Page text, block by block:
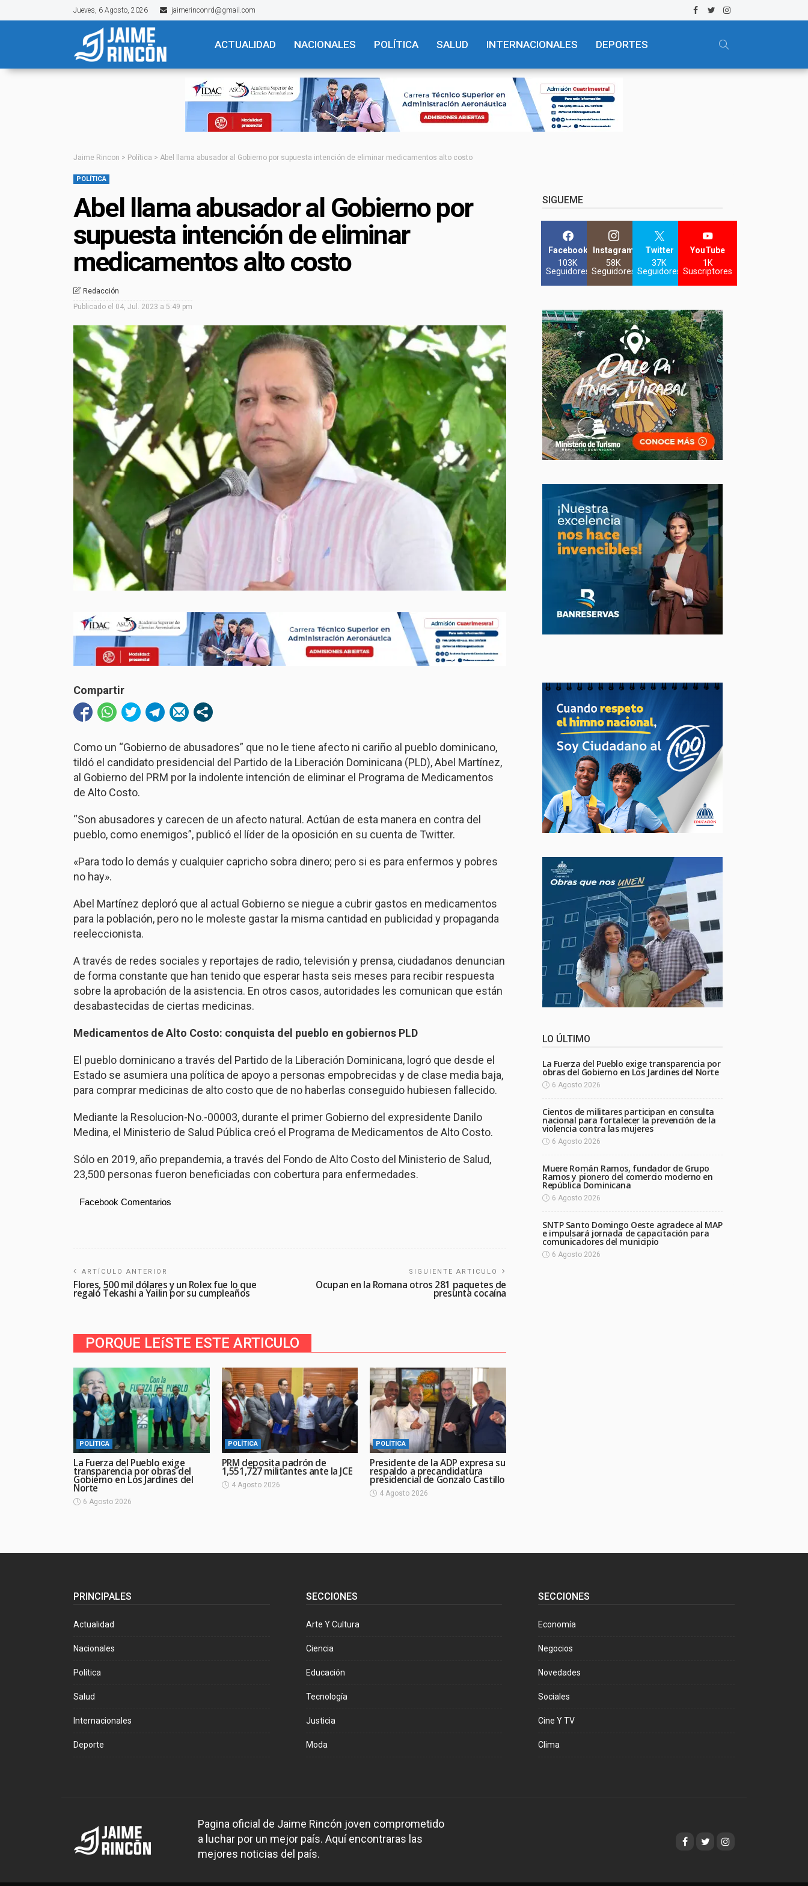
Jueves, 6 Agosto, 2026 jaimerinconrd@gmail.com
ACTUALIDAD NACIONALES POLÍTICA SALUD INTERNACIONALES DEPORTES
Jaime Rincon > Política > Abel llama abusador al Gobierno por supuesta intención de eliminar medicamentos alto costo
POLÍTICA
Abel llama abusador al Gobierno por
supuesta intención de eliminar
medicamentos alto costo
Redacción
Publicado el 04, Jul. 2023 a 5:49 pm
Compartir
Como un “Gobierno de abusadores” que no le tiene afecto ni cariño al pueblo dominicano,
tildó el candidato presidencial del Partido de la Liberación Dominicana (PLD), Abel Martínez,
al Gobierno del PRM por la indolente intención de eliminar el Programa de Medicamentos
de Alto Costo.
“Son abusadores y carecen de un afecto natural. Actúan de esta manera en contra del
pueblo, como enemigos”, publicó el líder de la oposición en su cuenta de Twitter.
«Para todo lo demás y cualquier capricho sobra dinero; pero si es para enfermos y pobres
no hay».
Abel Martínez deploró que al actual Gobierno se niegue a cubrir gastos en medicamentos
para la población, pero no le moleste gastar la misma cantidad en publicidad y propaganda
reeleccionista.
A través de redes sociales y reportajes de radio, televisión y prensa, ciudadanos denuncian
de forma constante que han tenido que esperar hasta seis meses para recibir respuesta
sobre la aprobación de la asistencia. En otros casos, autoridades les comunican que están
desabastecidas de ciertas medicinas.
Medicamentos de Alto Costo: conquista del pueblo en gobiernos PLD
El pueblo dominicano a través del Partido de la Liberación Dominicana, logró que desde el
Estado se asumiera una política de apoyo a personas empobrecidas y de clase media baja,
para comprar medicinas de alto costo que de no haberlas conseguido hubiesen fallecido.
Mediante la Resolucion-No.-00003, durante el primer Gobierno del expresidente Danilo
Medina, el Ministerio de Salud Pública creó el Programa de Medicamentos de Alto Costo.
Sólo en 2019, año prepandemia, a través del Fondo de Alto Costo del Ministerio de Salud,
23,500 personas fueron beneficiadas con cobertura para enfermedades.
Facebook Comentarios
ARTÍCULO ANTERIOR
Flores, 500 mil dólares y un Rolex fue lo que
regaló Tekashi a Yailin por su cumpleaños
SIGUIENTE ARTICULO
Ocupan en la Romana otros 281 paquetes de
presunta cocaína
PORQUE LEíSTE ESTE ARTICULO
POLÍTICA
La Fuerza del Pueblo exige
transparencia por obras del
Gobierno en Los Jardines del
Norte
6 Agosto 2026
POLÍTICA
PRM deposita padrón de
1,551,727 militantes ante la JCE
4 Agosto 2026
POLÍTICA
Presidente de la ADP expresa su
respaldo a precandidatura
presidencial de Gonzalo Castillo
4 Agosto 2026
SIGUEME
Facebook
103K
Seguidores
Instagram
58K
Seguidores
Twitter
37K
Seguidores
YouTube
1K
Suscriptores
LO ÚLTIMO
La Fuerza del Pueblo exige transparencia por
obras del Gobierno en Los Jardines del Norte
6 Agosto 2026
Cientos de militares participan en consulta
nacional para fortalecer la prevención de la
violencia contra las mujeres
6 Agosto 2026
Muere Román Ramos, fundador de Grupo
Ramos y pionero del comercio moderno en
República Dominicana
6 Agosto 2026
SNTP Santo Domingo Oeste agradece al MAP
e impulsará jornada de capacitación para
comunicadores del municipio
6 Agosto 2026
PRINCIPALES
Actualidad
Nacionales
Política
Salud
Internacionales
Deporte
SECCIONES
Arte Y Cultura
Ciencia
Educación
Tecnología
Justicia
Moda
SECCIONES
Economía
Negocios
Novedades
Sociales
Cine Y TV
Clima
Pagina oficial de Jaime Rincón joven comprometido
a luchar por un mejor país. Aquí encontraras las
mejores noticias del país.